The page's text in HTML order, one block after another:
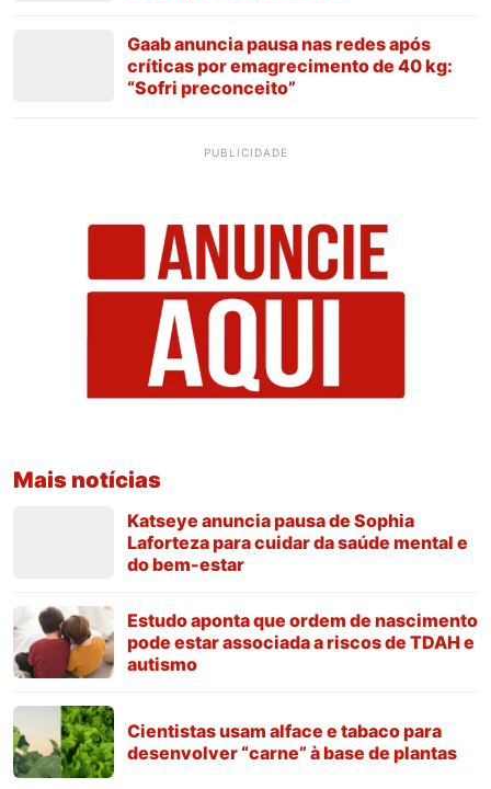
Gaab anuncia pausa nas redes após
críticas por emagrecimento de 40 kg:
“Sofri preconceito”
PUBLICIDADE
Mais notícias
Katseye anuncia pausa de Sophia
Laforteza para cuidar da saúde mental e
do bem-estar
Estudo aponta que ordem de nascimento
pode estar associada a riscos de TDAH e
autismo
Cientistas usam alface e tabaco para
desenvolver “carne” à base de plantas